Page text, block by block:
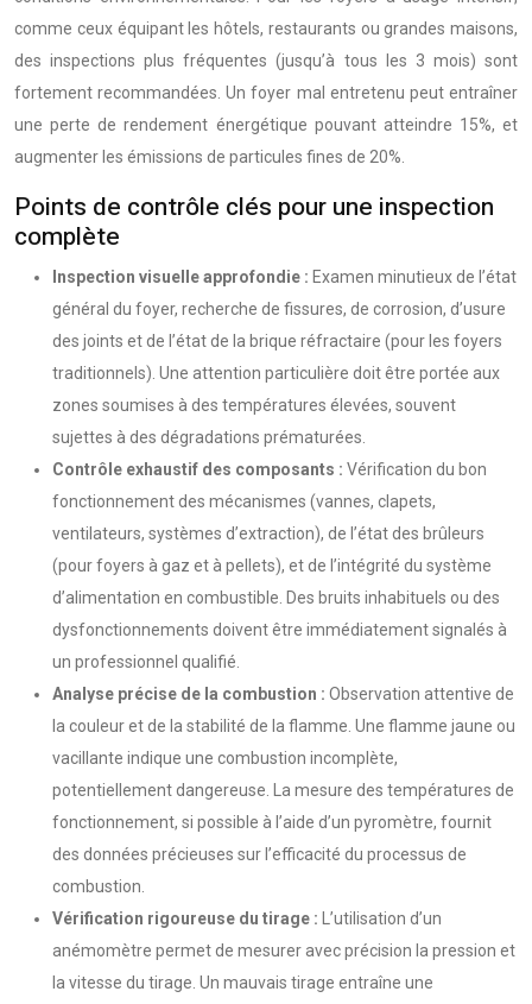
comme ceux équipant les hôtels, restaurants ou grandes maisons,
des inspections plus fréquentes (jusqu’à tous les 3 mois) sont
fortement recommandées. Un foyer mal entretenu peut entraîner
une perte de rendement énergétique pouvant atteindre 15%, et
augmenter les émissions de particules fines de 20%.
Points de contrôle clés pour une inspection
complète
Inspection visuelle approfondie : Examen minutieux de l’état
général du foyer, recherche de fissures, de corrosion, d’usure
des joints et de l’état de la brique réfractaire (pour les foyers
traditionnels). Une attention particulière doit être portée aux
zones soumises à des températures élevées, souvent
sujettes à des dégradations prématurées.
Contrôle exhaustif des composants : Vérification du bon
fonctionnement des mécanismes (vannes, clapets,
ventilateurs, systèmes d’extraction), de l’état des brûleurs
(pour foyers à gaz et à pellets), et de l’intégrité du système
d’alimentation en combustible. Des bruits inhabituels ou des
dysfonctionnements doivent être immédiatement signalés à
un professionnel qualifié.
Analyse précise de la combustion : Observation attentive de
la couleur et de la stabilité de la flamme. Une flamme jaune ou
vacillante indique une combustion incomplète,
potentiellement dangereuse. La mesure des températures de
fonctionnement, si possible à l’aide d’un pyromètre, fournit
des données précieuses sur l’efficacité du processus de
combustion.
Vérification rigoureuse du tirage :
L’utilisation d’un
anémomètre permet de mesurer avec précision la pression et
la vitesse du tirage. Un mauvais tirage entraîne une